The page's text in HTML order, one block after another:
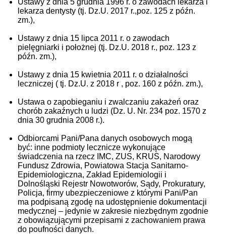
Ustawy z dnia 5 grudnia 1996 r. o zawodach lekarza i
lekarza dentysty (tj. Dz.U. 2017 r.,poz. 125 z późn.
zm.),
Ustawy z dnia 15 lipca 2011 r. o zawodach
pielęgniarki i położnej (tj. Dz.U. 2018 r., poz. 123 z
późn. zm.),
Ustawy z dnia 15 kwietnia 2011 r. o działalności
leczniczej ( tj. Dz.U. z 2018 r , poz. 160 z późn. zm.),
Ustawa o zapobieganiu i zwalczaniu zakażeń oraz
chorób zakaźnych u ludzi (Dz. U. Nr. 234 poz. 1570 z
dnia 30 grudnia 2008 r.).
Odbiorcami Pani/Pana danych osobowych mogą
być: inne podmioty lecznicze wykonujące
świadczenia na rzecz IMC, ZUS, KRUS, Narodowy
Fundusz Zdrowia, Powiatowa Stacja Sanitarno-
Epidemiologiczna, Zakład Epidemiologii i
Dolnośląski Rejestr Nowotworów, Sądy, Prokuratury,
Policja, firmy ubezpieczeniowe z którymi Pani/Pan
ma podpisaną zgodę na udostępnienie dokumentacji
medycznej – jedynie w zakresie niezbędnym zgodnie
z obowiązującymi przepisami z zachowaniem prawa
do poufności danych.